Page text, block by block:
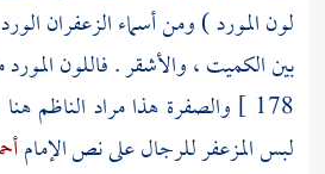
لون المورد ) ومن أسماء الزعفران
بين الكميت ، والأشقر . فاللون المورد
178 ] والصفرة هذا مراد الناظم
لبس المزعفر للرجال على نص الإمام